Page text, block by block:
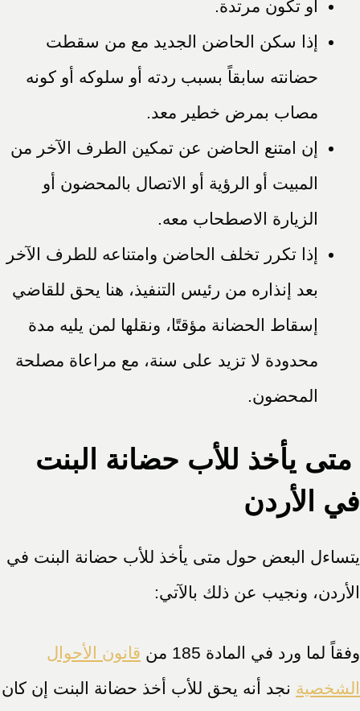
أو تكون مرتدة.
إذا سكن الحاضن الجديد مع من سقطت
حضانته سابقاً بسبب ردته أو سلوكه أو كونه
مصاب بمرض خطير معد.
إن امتنع الحاضن عن تمكين الطرف الآخر من
المبيت أو الرؤية أو الاتصال بالمحضون أو
الزيارة الاصطحاب معه.
إذا تكرر تخلف الحاضن وامتناعه للطرف الآخر
بعد إنذاره من رئيس التنفيذ، هنا يحق للقاضي
إسقاط الحضانة مؤقتًا، ونقلها لمن يليه مدة
محدودة لا تزيد على سنة، مع مراعاة مصلحة
المحضون.
متى يأخذ للأب حضانة البنت
في الأردن
يتساءل البعض حول متى يأخذ للأب حضانة البنت في
الأردن، ونجيب عن ذلك بالآتي:
وفقاً لما ورد في المادة 185 من
قانون الأحوال
الشخصية نجد أنه يحق للأب أخذ حضانة البنت إن كان